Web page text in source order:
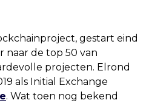
gestart eind
naar de top 50 van
projecten. Elrond
als Initial Exchange
. Wat toen nog bekend